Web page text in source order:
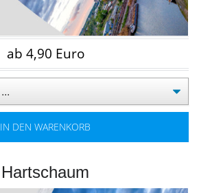
ab 4,90 Euro
IN DEN WARENKORB
Hartschaum